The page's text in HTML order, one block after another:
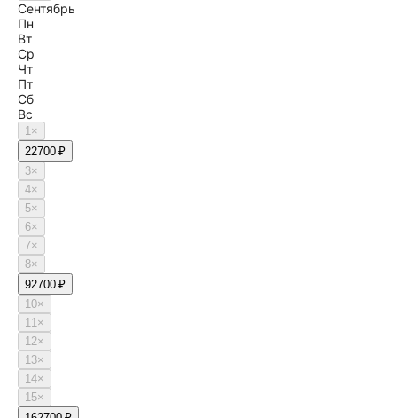
Сентябрь
Пн
Вт
Ср
Чт
Пт
Сб
Вс
1×
22700 ₽
3×
4×
5×
6×
7×
8×
92700 ₽
10×
11×
12×
13×
14×
15×